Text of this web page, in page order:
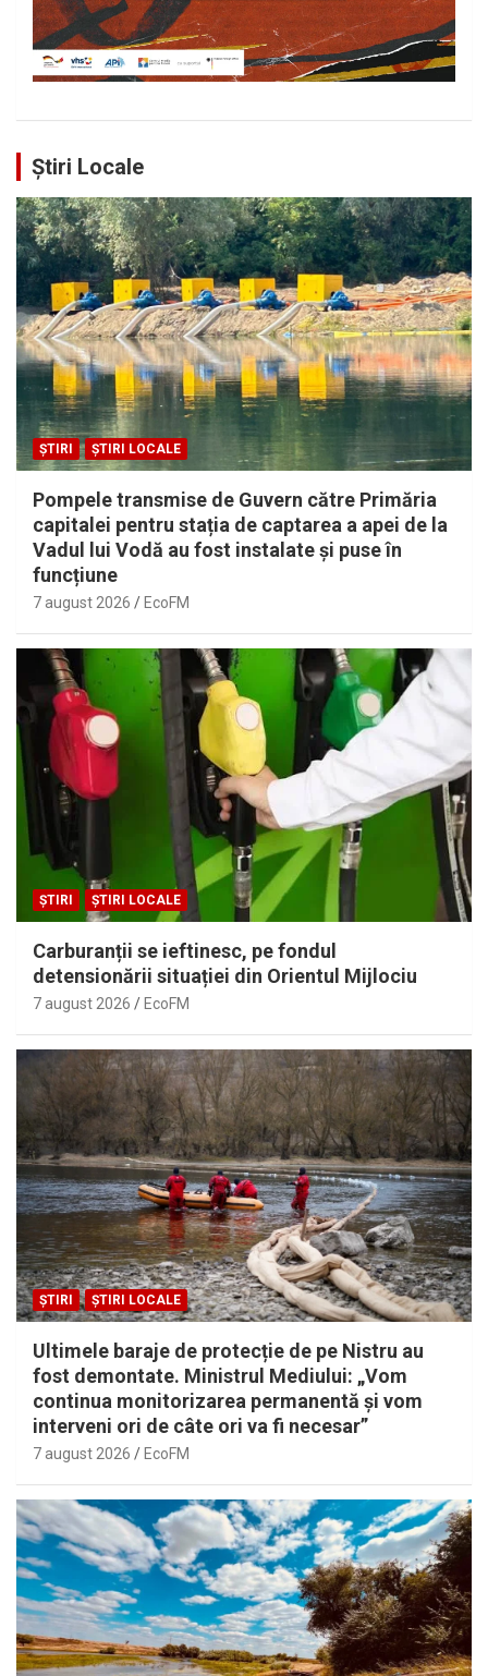
Știri Locale
ȘTIRI ȘTIRI LOCALE
Pompele transmise de Guvern către Primăria
capitalei pentru stația de captarea a apei de la
Vadul lui Vodă au fost instalate și puse în
funcțiune
7 august 2026 EcoFM
ȘTIRI ȘTIRI LOCALE
Carburanții se ieftinesc, pe fondul
detensionării situației din Orientul Mijlociu
7 august 2026 EcoFM
ȘTIRI ȘTIRI LOCALE
Ultimele baraje de protecție de pe Nistru au
fost demontate. Ministrul Mediului: „Vom
continua monitorizarea permanentă și vom
interveni ori de câte ori va fi necesar”
7 august 2026 EcoFM